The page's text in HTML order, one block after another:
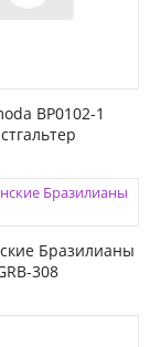
BP0102-1
Бразилианы
308